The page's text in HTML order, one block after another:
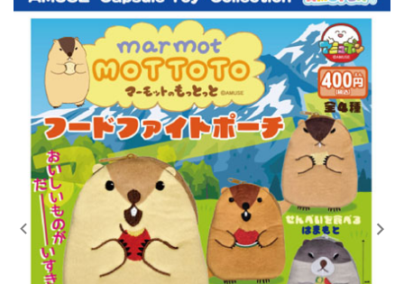
入荷スケジュールをチェック
カプセルトイマシン本体
カプセルトイ
販促用空カプセル
レンタル
景品・玩具・文具